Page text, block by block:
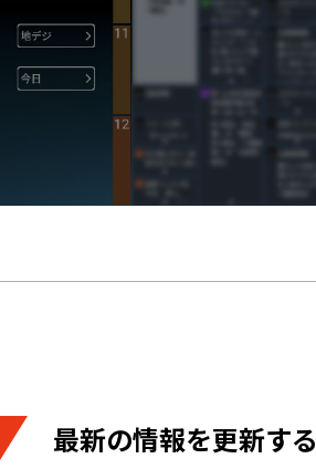
最新の情報を更新する